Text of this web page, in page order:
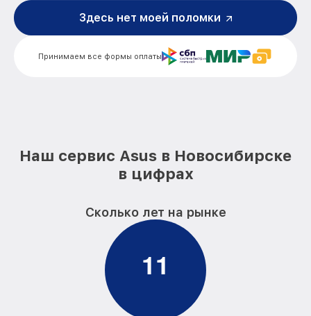
Замена блока питания компьютера Asus
Замена звуковой платы компьютера
Asus
от 700₽
Принимаем все формы оплаты
Здесь нет моей поломки
Наш сервис Asus в Новосибирске
в цифрах
Сколько лет на рынке
11